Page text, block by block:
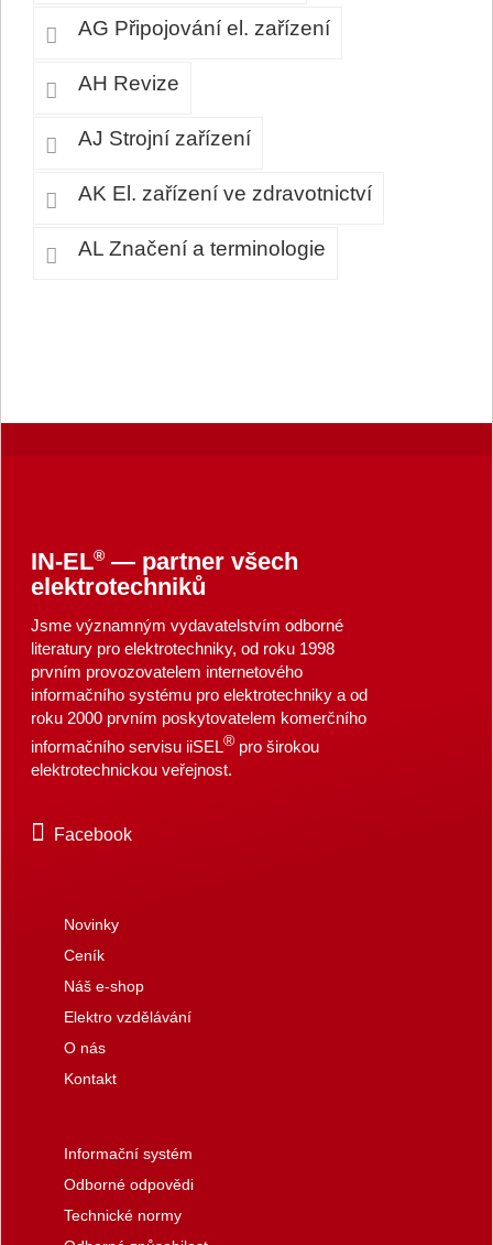
AG Připojování el. zařízení
AH Revize
AJ Strojní zařízení
AK El. zařízení ve zdravotnictví
AL Značení a terminologie
IN-EL®— partner všech
elektrotechniků
Jsme významným vydavatelstvím odborné
literatury pro elektrotechniky, od roku 1998
prvním provozovatelem internetového
informačního systému pro elektrotechniky a od
roku 2000 prvním poskytovatelem komerčního
informačního servisu iiSEL®pro širokou
elektrotechnickou veřejnost.
Facebook
Novinky
Ceník
Náš e-shop
Elektro vzdělávání
O nás
Kontakt
Informační systém
Odborné odpovědi
Technické normy